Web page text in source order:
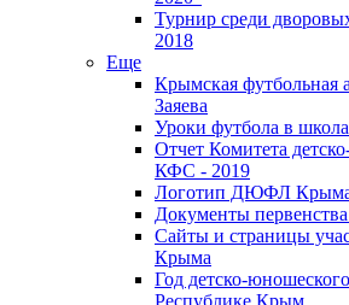
Турнир среди
2018
Еще
Крымская
Заяева
Уроки футбола в
Отчет Комитета
КФС - 2019
Логотип ДЮФЛ
Документы
Сайты и страницы
Крыма
Год детско-
Республике Крым